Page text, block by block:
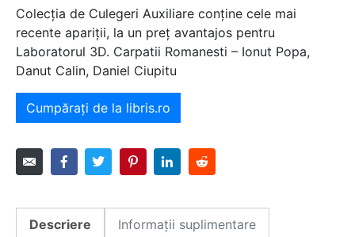
Colecția de Culegeri Auxiliare conține cele mai
recente apariții, la un preț avantajos pentru
Laboratorul 3D. Carpatii Romanesti – Ionut Popa,
Danut Calin, Daniel Ciupitu
Cumpărați de la libris.ro
Descriere Informații suplimentare